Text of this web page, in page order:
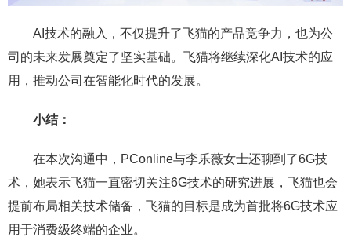
AI技术的融入，不仅提升了飞猫的产品竞争力，也为公
司的未来发展奠定了坚实基础。飞猫将继续深化AI技术的应
用，推动公司在智能化时代的发展。
小结：
在本次沟通中，PConline与李乐薇女士还聊到了6G技
术，她表示飞猫一直密切关注6G技术的研究进展，飞猫也会
提前布局相关技术储备，飞猫的目标是成为首批将6G技术应
用于消费级终端的企业。